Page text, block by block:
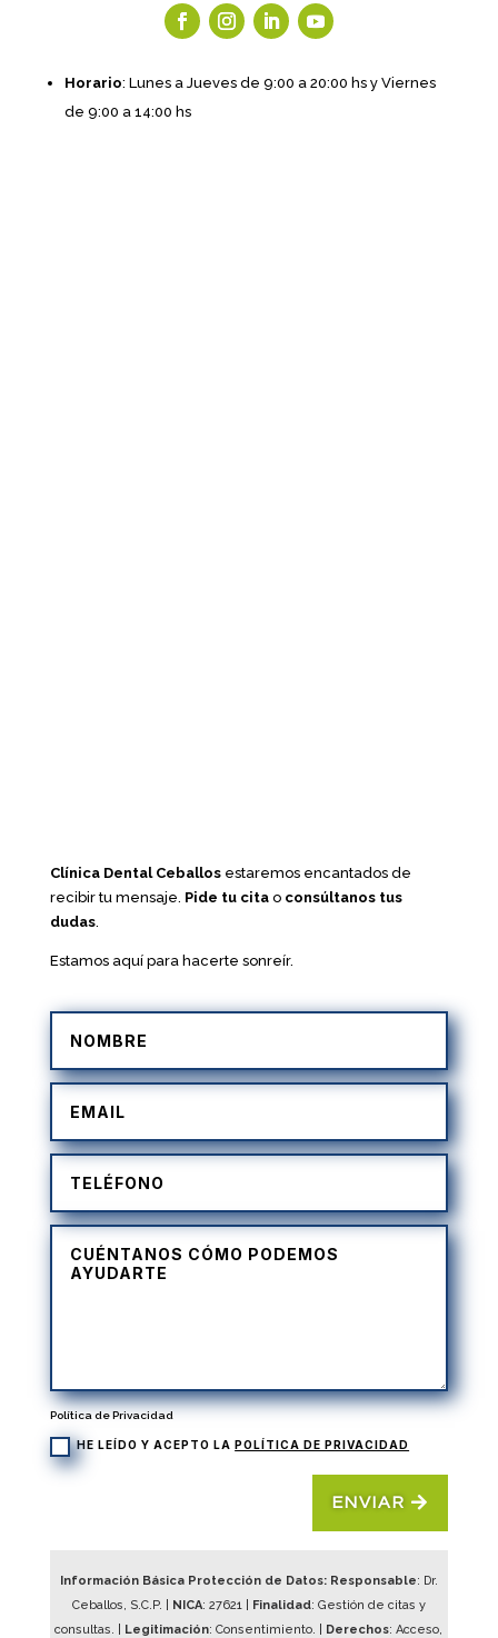
Horario: Lunes a Jueves de 9:00 a 20:00 hs y Viernes
de 9:00 a 14:00 hs
Clínica Dental Ceballosestaremos encantados de
recibir tu mensaje. Pide tu citao consúltanos tus
dudas.
Estamos aquí para hacerte sonreír.
Política de Privacidad
HE LEÍDO Y ACEPTO LA POLÍTICA DE PRIVACIDAD
ENVIAR
Información Básica Protección de Datos: Responsable: Dr.
Ceballos, S.C.P. |
NICA: 27621| Finalidad: Gestión de citas y
consultas. |
Legitimación: Consentimiento. | Derechos: Acceso,